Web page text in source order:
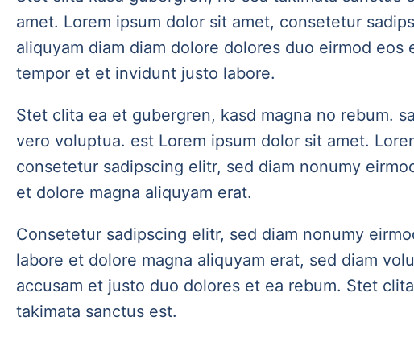
amet. Lorem ipsum dolor sit amet, consetetur
aliquyam diam diam dolore dolores duo eirmod eos
tempor et et invidunt justo labore.
Stet clita ea et gubergren, kasd magna no rebum.
vero voluptua. est Lorem ipsum dolor sit amet.
consetetur sadipscing elitr, sed diam nonumy
et dolore magna aliquyam erat.
Consetetur sadipscing elitr, sed diam nonumy
labore et dolore magna aliquyam erat, sed diam
accusam et justo duo dolores et ea rebum. Stet
takimata sanctus est.